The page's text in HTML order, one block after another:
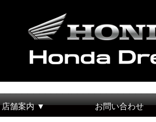
店舗案内 ▼ お問い合わせ